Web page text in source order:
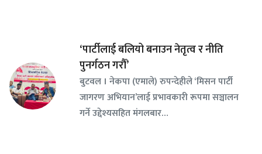
‘पार्टीलाई बलियो बनाउन नेतृत्व र नीति
पुनर्गठन गरौँ’
बुटवल । नेकपा (एमाले) रुपन्देहीले ‘मिसन पार्टी
जागरण अभियान’लाई प्रभावकारी रूपमा सञ्चालन
गर्ने उद्देश्यसहित मंगलबार…